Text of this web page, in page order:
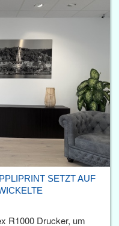
SETZT AUF
R1000 Drucker, um